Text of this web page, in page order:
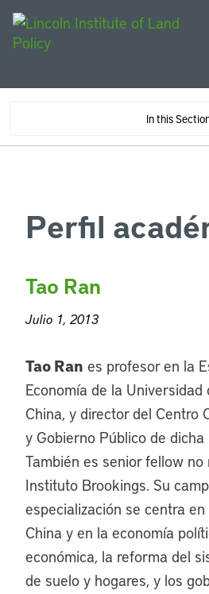
In this
Perfil
Tao Ran
Julio 1, 2013
Tao Ran es profesor en la
Economía de la Universidad
China, y director del Centro
y Gobierno Público de dicha
También es senior fellow no
Instituto Brookings. Su
especialización se centra
China y en la economía
económica, la reforma del
de suelo y hogares, y los